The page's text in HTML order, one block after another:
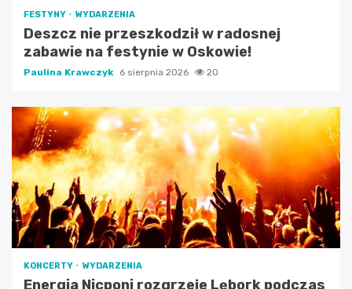
FESTYNY WYDARZENIA
Deszcz nie przeszkodził w radosnej
zabawie na festynie w Oskowie!
Paulina Krawczyk 6 sierpnia 2026 20
KONCERTY WYDARZENIA
Energia Nicponi rozgrzeje Lębork podczas